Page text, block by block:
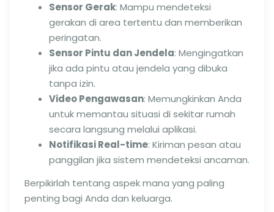
Sensor Gerak: Mampu mendeteksi
gerakan di area tertentu dan memberikan
peringatan.
Sensor Pintu dan Jendela: Mengingatkan
jika ada pintu atau jendela yang dibuka
tanpa izin.
Video Pengawasan: Memungkinkan Anda
untuk memantau situasi di sekitar rumah
secara langsung melalui aplikasi.
Notifikasi Real-time: Kiriman pesan atau
panggilan jika sistem mendeteksi ancaman.
Berpikirlah tentang aspek mana yang paling
penting bagi Anda dan keluarga.